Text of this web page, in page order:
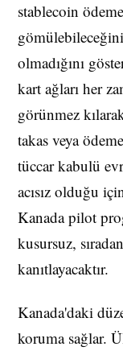
stablecoin
olmadığını
kart ağları her
görünmez
takas veya
tüccar kabulü
acısız olduğu
Kanada pilot
kusursuz,
kanıtlayacaktır.
Kanada'daki
koruma sağlar.